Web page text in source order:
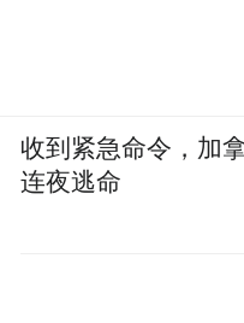
收到紧急命令，加
连夜逃命